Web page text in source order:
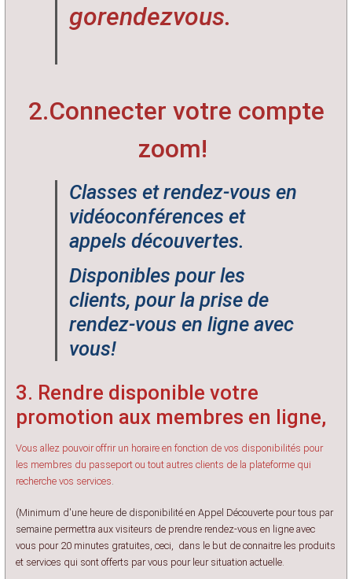
gorendezvous.
2.Connecter votre compte
zoom!
Classes et rendez-vous en
vidéoconférences et
appels découvertes.
Disponibles pour les
clients, pour la prise de
rendez-vous en ligne avec
vous!
3. Rendre disponible votre
promotion aux membres en ligne,
Vous allez pouvoir offrir un horaire en fonction de vos disponibilités pour
les membres du passeport ou tout autres clients de la plateforme qui
recherche vos services.
(Minimum d'une heure de disponibilité en Appel Découverte pour tous par
semaine permettra aux visiteurs de prendre rendez-vous en ligne avec
vous pour 20 minutes gratuites, ceci, dans le but de connaitre les produits
et services qui sont offerts par vous pour leur situation actuelle.